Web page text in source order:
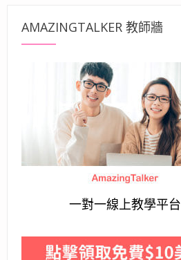
AMAZINGTALKER 教師牆
一對一線上教學平台